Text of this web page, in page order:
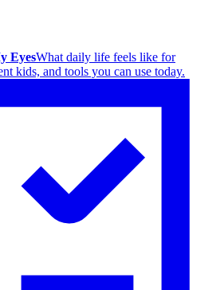
EyesWhat daily life feels like for
kids, and tools you can use today.